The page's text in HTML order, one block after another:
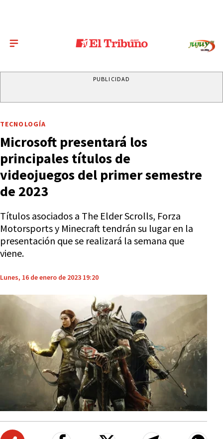
PUBLICIDAD
TECNOLOGÍA
Microsoft presentará los
principales títulos de
videojuegos del primer semestre
de 2023
Títulos asociados a The Elder Scrolls, Forza
Motorsports y Minecraft tendrán su lugar en la
presentación que se realizará la semana que
viene.
Lunes, 16 de enero de 2023 19:20